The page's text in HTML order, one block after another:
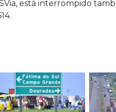
está interrompido